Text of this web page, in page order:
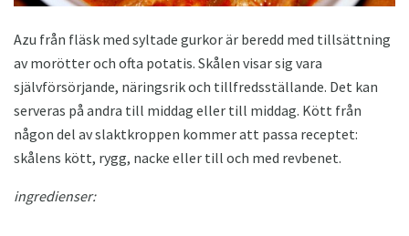
Azu från fläsk med syltade gurkor är beredd med tillsättning
av morötter och ofta potatis. Skålen visar sig vara
självförsörjande, näringsrik och tillfredsställande. Det kan
serveras på andra till middag eller till middag. Kött från
någon del av slaktkroppen kommer att passa receptet:
skålens kött, rygg, nacke eller till och med revbenet.
ingredienser: